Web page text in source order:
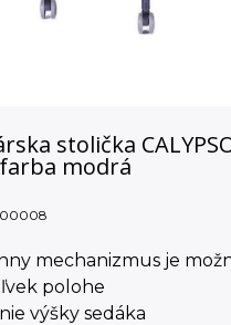
stolička
modrá
mechanizmus je
polohe
výšky sedáka